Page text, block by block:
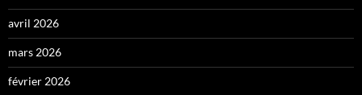
avril 2026
mars 2026
février 2026